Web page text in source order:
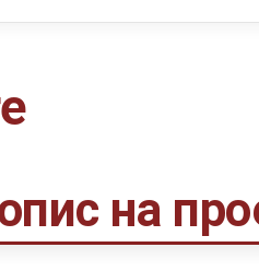
на